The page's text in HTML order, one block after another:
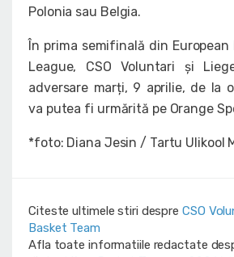
Polonia sau Belgia.
În prima semifinală din European
League, CSO Voluntari și
adversare marți, 9 aprilie, de la
va putea fi urmărită pe Orange
*foto: Diana Jesin / Tartu Ulikool
Citeste ultimele stiri despre CSO
Basket Team
Afla toate informatiile redactate